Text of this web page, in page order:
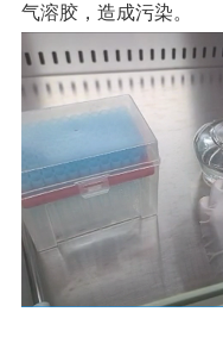
气溶胶，造成污染。